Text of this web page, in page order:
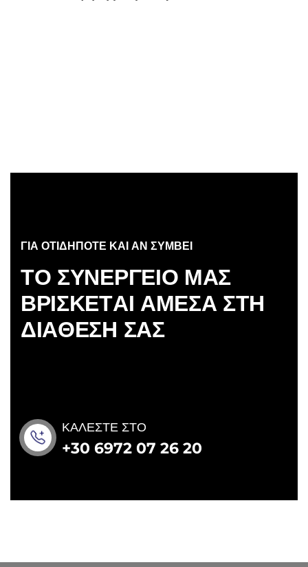
ΓΙΑ ΟΤΙΔΗΠΟΤΕ ΚΑΙ ΑΝ ΣΥΜΒΕΙ
ΤΟ ΣΥΝΕΡΓΕΙΟ ΜΑΣ
ΒΡΙΣΚΕΤΑΙ ΑΜΕΣΑ ΣΤΗ
ΔΙΑΘΕΣΗ ΣΑΣ
ΚΑΛΕΣΤΕ ΣΤΟ
+30 6972 07 26 20